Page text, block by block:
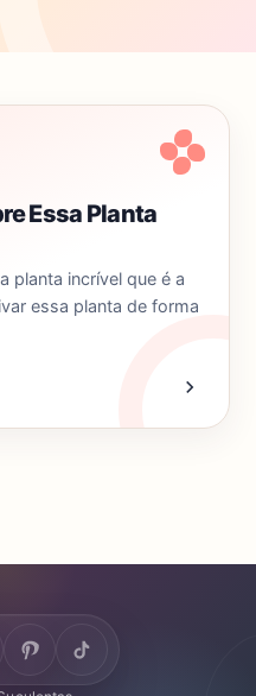
Essa Planta
planta incrível que é a
essa planta de forma